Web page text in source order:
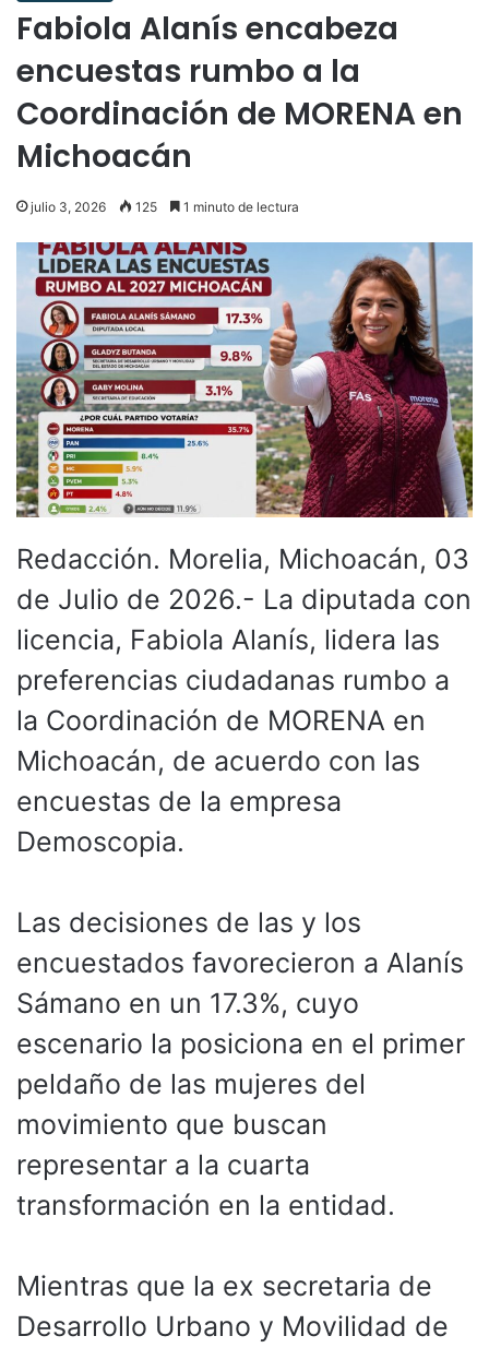
Fabiola Alanís encabeza
encuestas rumbo a la
Coordinación de MORENA en
Michoacán
julio 3, 2026 125 1 minuto de lectura
Redacción. Morelia, Michoacán, 03
de Julio de 2026.- La diputada con
licencia, Fabiola Alanís, lidera las
preferencias ciudadanas rumbo a
la Coordinación de MORENA en
Michoacán, de acuerdo con las
encuestas de la empresa
Demoscopia.
Las decisiones de las y los
encuestados favorecieron a Alanís
Sámano en un 17.3%, cuyo
escenario la posiciona en el primer
peldaño de las mujeres del
movimiento que buscan
representar a la cuarta
transformación en la entidad.
Mientras que la ex secretaria de
Desarrollo Urbano y Movilidad de